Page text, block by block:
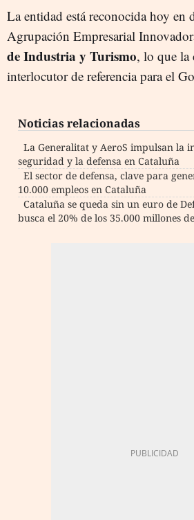
La entidad está reconocida hoy en
Agrupación Empresarial
de Industria y Turismo, lo que la
interlocutor de referencia para el
Noticias relacionadas
La Generalitat y AeroS impulsan la
seguridad y la defensa en Cataluña
El sector de defensa, clave para
10.000 empleos en Cataluña
Cataluña se queda sin un euro de
busca el 20% de los 35.000 millones